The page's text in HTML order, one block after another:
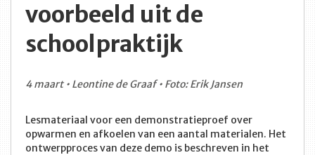
voorbeeld uit de
schoolpraktijk
4 maart • Leontine de Graaf • Foto: Erik Jansen
Lesmateriaal voor een demonstratieproef over
opwarmen en afkoelen van een aantal materialen. Het
ontwerpproces van deze demo is beschreven in het